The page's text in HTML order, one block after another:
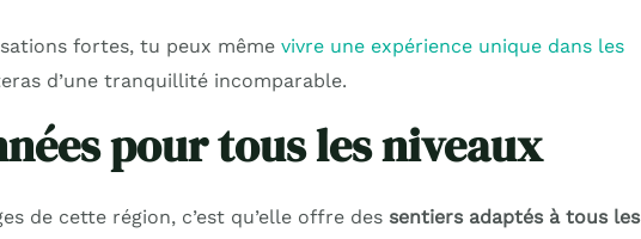
fortes, tu peux même vivre une expérience unique dans les
d’une tranquillité incomparable.
pour tous les niveaux
de cette région, c’est qu’elle offre des sentiers adaptés à tous les